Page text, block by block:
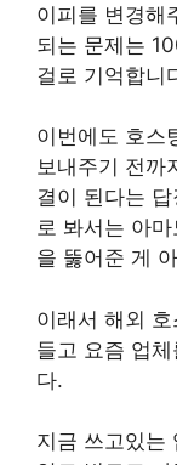
이피를 변경해
되는 문제는
걸로 기억합니
이번에도 호스
보내주기 전까
결이 된다는
로 봐서는 아
을 뚫어준 게
이래서 해외
들고 요즘 업
다.
지금 쓰고있는